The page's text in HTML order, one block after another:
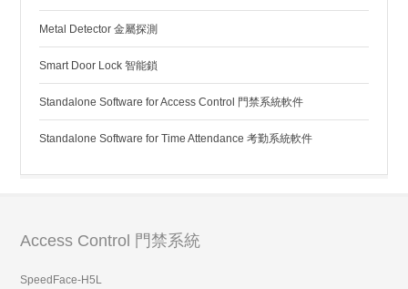
Metal Detector 金屬探測
Smart Door Lock 智能鎖
Standalone Software for Access Control 門禁系統軟件
Standalone Software for Time Attendance 考勤系統軟件
Access Control 門禁系統
SpeedFace-H5L